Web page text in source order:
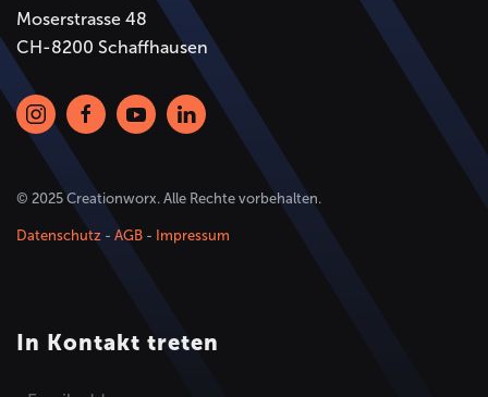
Moserstrasse 48
CH-8200 Schaffhausen
© 2025 Creationworx. Alle Rechte vorbehalten.
Datenschutz - AGB - Impressum
In Kontakt treten